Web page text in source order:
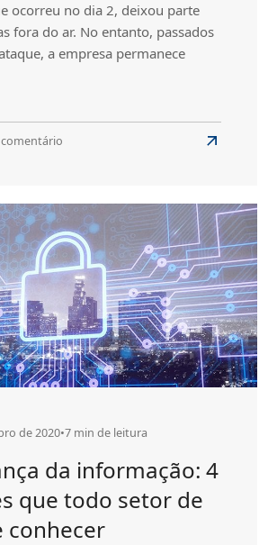
ocorreu no dia 2, deixou parte
fora do ar. No entanto, passados
a empresa permanece
sofre
ataque
de
ransomware
Read
Operadora
de
viagens
sofre
ataque
de
de 2020•7 min de leitura
da informação: 4
que todo setor de
conhecer